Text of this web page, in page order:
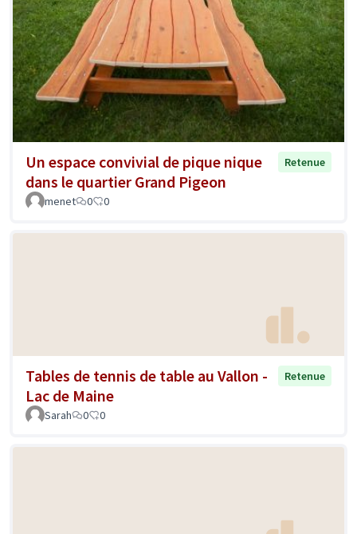
Un espace convivial de pique nique
dans le quartier Grand Pigeon
Retenue
menet 0 0
Tables de tennis de table au Vallon -
Lac de Maine
Retenue
Sarah 0 0